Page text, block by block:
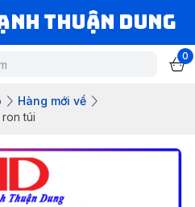
THUẬN DUNG
0
Hàng mới về
túi